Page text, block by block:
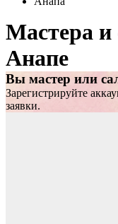
Мастера
Анапе
Вы мастер или
Зарегистрируйте
заявки.